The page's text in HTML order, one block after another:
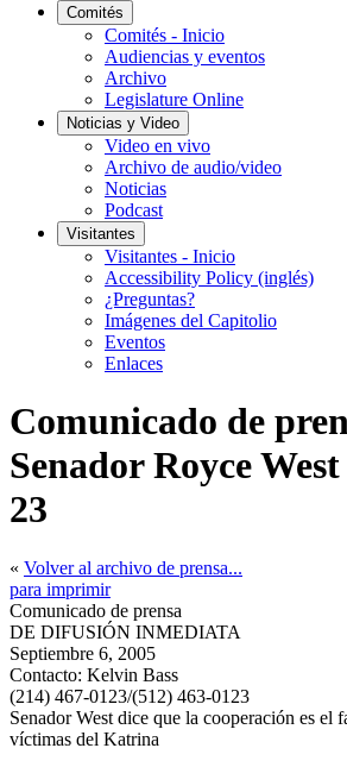
Comités
Comités - Inicio
Audiencias y eventos
Archivo
Legislature Online
Noticias y Video
Video en vivo
Archivo de audio/video
Noticias
Podcast
Visitantes
Visitantes - Inicio
Accessibility Policy (inglés)
¿Preguntas?
Imágenes del Capitolio
Eventos
Enlaces
Comunicado de
Senador Royce
23
« Volver al archivo de prensa...
para imprimir
Comunicado de prensa
DE DIFUSIÓN INMEDIATA
Septiembre 6, 2005
Contacto: Kelvin Bass
(214) 467-0123/(512) 463-0123
Senador West dice que la cooperación es el
víctimas del Katrina